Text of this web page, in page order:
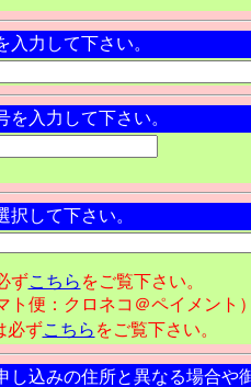
力して下さい。
入力して下さい。
して下さい。
ずこちら をご覧下さい。
便：クロネコ＠ペイメント
必ずこちら をご覧下さい。
し込みの住所と異なる場合や